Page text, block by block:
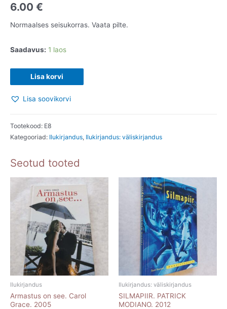
6.00 €
Normaalses seisukorras. Vaata pilte.
Saadavus: 1 laos
Trotter
lapsepõlves.
Cookson.
1997
Lisa korvi
Lisa soovikorvi
Tootekood: E8
Kategooriad: Ilukirjandus, Ilukirjandus: väliskirjandus
Seotud tooted
Ilukirjandus
Armastus on see. Carol
Grace. 2005
Ilukirjandus: väliskirjandus
SILMAPIIR. PATRICK
MODIANO. 2012